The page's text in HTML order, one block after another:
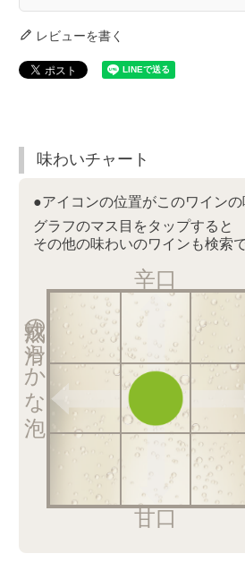
レビューを書く
味わいチャート
●アイコンの位置がこのワインの
グラフのマス目をタップすると
その他の味わいのワインも検索
辛口
甘口
熟成の滑らかな泡